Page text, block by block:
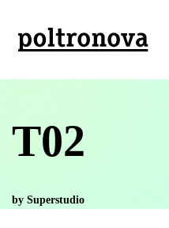
T02
by Superstudio